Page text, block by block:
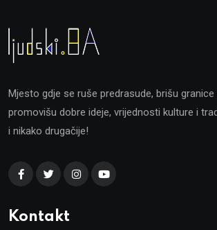
Mjesto gdje se ruše predrasude, brišu granice
promovišu dobre ideje, vrijednosti kulture i
i nikako drugačije!
Kontakt